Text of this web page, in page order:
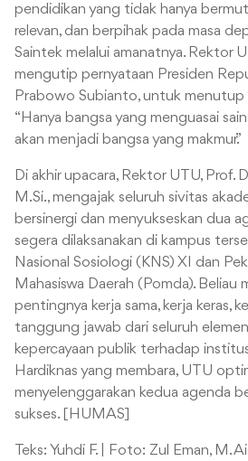
pendidikan yang tidak hanya
relevan, dan berpihak pada masa
Saintek melalui amanatnya. Rektor
mengutip pernyataan Presiden
Prabowo Subianto, untuk
“Hanya bangsa yang menguasai
akan menjadi bangsa yang makmur.”
Di akhir upacara, Rektor UTU, Prof.
M.Si., mengajak seluruh sivitas
bersinergi dan menyukseskan dua
segera dilaksanakan di kampus
Nasional Sosiologi (KNS) XI dan
Mahasiswa Daerah (Pomda). Beliau
pentingnya kerja sama, kerja keras,
tanggung jawab dari seluruh
kepercayaan publik terhadap
Hardiknas yang membara, UTU
menyelenggarakan kedua agenda
sukses. [HUMAS]
Teks: Yuhdi F. | Foto: Zul Eman, M.